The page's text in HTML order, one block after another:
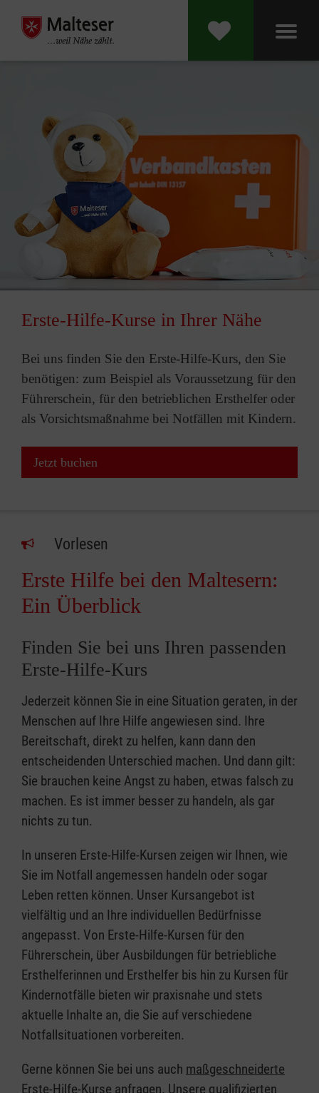
Erste-Hilfe-Kurse in Ihrer Nähe
Bei uns finden Sie den Erste-Hilfe-Kurs, den Sie
benötigen: zum Beispiel als Voraussetzung für den
Führerschein, für den betrieblichen Ersthelfer oder
als Vorsichtsmaßnahme bei Notfällen mit Kindern.
Jetzt buchen
Vorlesen
Erste Hilfe bei den Maltesern:
Ein Überblick
Finden Sie bei uns Ihren passenden
Erste-Hilfe-Kurs
Jederzeit können Sie in eine Situation geraten, in der
Menschen auf Ihre Hilfe angewiesen sind. Ihre
Bereitschaft, direkt zu helfen, kann dann den
entscheidenden Unterschied machen. Und dann gilt:
Sie brauchen keine Angst zu haben, etwas falsch zu
machen. Es ist immer besser zu handeln, als gar
nichts zu tun.
In unseren Erste-Hilfe-Kursen zeigen wir Ihnen, wie
Sie im Notfall angemessen handeln oder sogar
Leben retten können. Unser Kursangebot ist
vielfältig und an Ihre individuellen Bedürfnisse
angepasst. Von Erste-Hilfe-Kursen für den
Führerschein, über Ausbildungen für betriebliche
Ersthelferinnen und Ersthelfer bis hin zu Kursen für
Kindernotfälle bieten wir praxisnahe und stets
aktuelle Inhalte an, die Sie auf verschiedene
Notfallsituationen vorbereiten.
Gerne können Sie bei uns auch maßgeschneiderte
Erste-Hilfe-Kurse anfragen. Unsere qualifizierten